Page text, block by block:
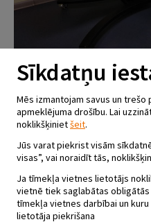
PROJEKTA
NODARBĪBA
11.10.2019 |
Sīkdatņu
Mēs izmantojam savus un trešo
apmeklējuma drošību. Lai
noklikšķinietšeit.
Jūs varat piekrist visām
visas”, vai noraidīt tās,
Ja tīmekļa vietnes lietotājs
vietnē tiek saglabātas
tīmekļa vietnes darbībai un
lietotāja piekrišana